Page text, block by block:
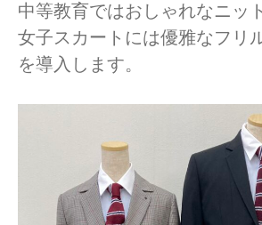
中等教育ではおしゃれなニッ
女子スカートには優雅なフリ
を導入します。